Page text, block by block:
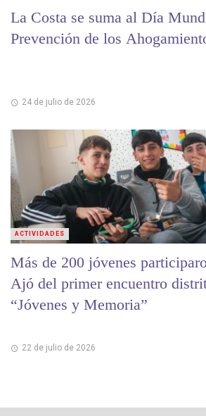
La Costa se suma al Día
Prevención de los
24 de julio de 2026
Más de 200 jóvenes
Ajó del primer encuentro
“Jóvenes y Memoria”
22 de julio de 2026
ACTIVIDADES